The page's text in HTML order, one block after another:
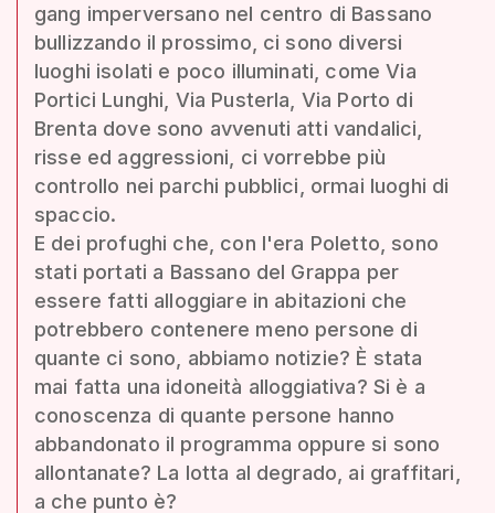
gang imperversano nel centro di Bassano
bullizzando il prossimo, ci sono diversi
luoghi isolati e poco illuminati, come Via
Portici Lunghi, Via Pusterla, Via Porto di
Brenta dove sono avvenuti atti vandalici,
risse ed aggressioni, ci vorrebbe più
controllo nei parchi pubblici, ormai luoghi di
spaccio.
E dei profughi che, con l'era Poletto, sono
stati portati a Bassano del Grappa per
essere fatti alloggiare in abitazioni che
potrebbero contenere meno persone di
quante ci sono, abbiamo notizie? È stata
mai fatta una idoneità alloggiativa? Si è a
conoscenza di quante persone hanno
abbandonato il programma oppure si sono
allontanate? La lotta al degrado, ai graffitari,
a che punto è?